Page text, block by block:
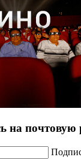
на почтовую